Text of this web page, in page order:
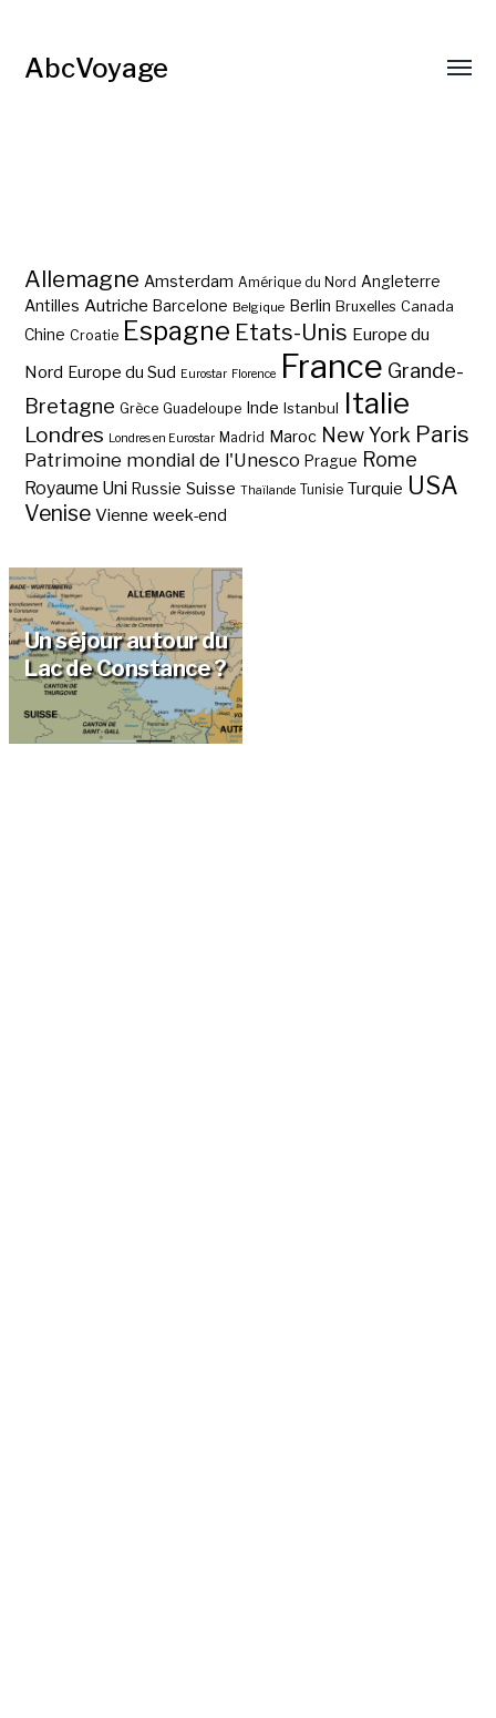
AbcVoyage
Allemagne Amsterdam Amérique du Nord Angleterre
Antilles Autriche Barcelone Belgique Berlin Bruxelles Canada
Chine Croatie Espagne Etats-Unis Europe du
Nord Europe du Sud Eurostar Florence France Grande-
Bretagne Grèce Guadeloupe Inde Istanbul Italie
Londres Londres en Eurostar Madrid Maroc New York Paris
Patrimoine mondial de l'Unesco Prague Rome
Royaume Uni Russie Suisse Thaïlande Tunisie Turquie USA
Venise Vienne week-end
Un séjour autour du
Lac de Constance ?